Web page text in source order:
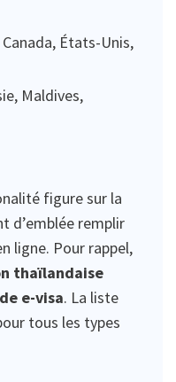
États-Unis,
Maldives,
figure sur la
d’emblée remplir
ligne. Pour rappel,
thaïlandaise
e-visa. La liste
tous les types